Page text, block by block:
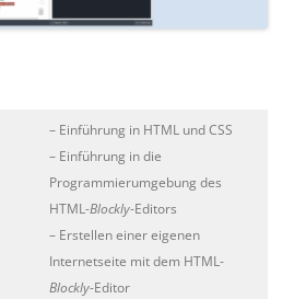
– Einführung in HTML und CSS
– Einführung in die
Programmierumgebung des
HTML-Blockly-Editors
– Erstellen einer eigenen
Internetseite mit dem HTML-
Blockly-Editor